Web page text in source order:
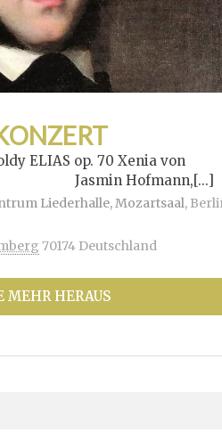
ELIAS op. 70 Xenia von
Hofmann,[...]
Liederhalle, Mozartsaal,
70174 Deutschland
MEHR HERAUS